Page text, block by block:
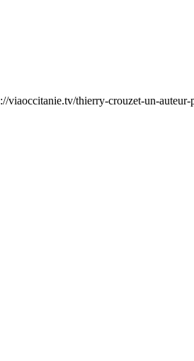
thierry-crouzet-un-